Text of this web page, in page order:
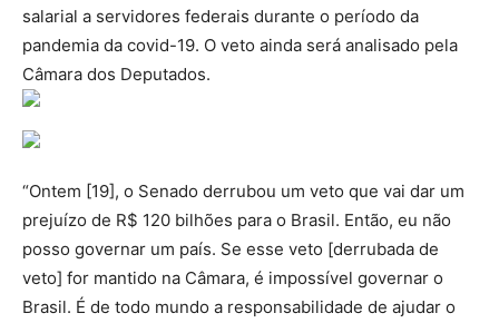
salarial a servidores federais durante o período da
pandemia da covid-19. O veto ainda será analisado pela
Câmara dos Deputados.
“Ontem [19], o Senado derrubou um veto que vai dar um
prejuízo de R$ 120 bilhões para o Brasil. Então, eu não
posso governar um país. Se esse veto [derrubada de
veto] for mantido na Câmara, é impossível governar o
Brasil. É de todo mundo a responsabilidade de ajudar o